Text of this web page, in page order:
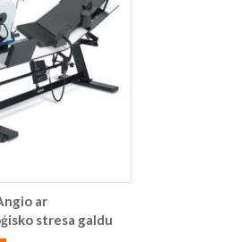
ar
stresa galdu